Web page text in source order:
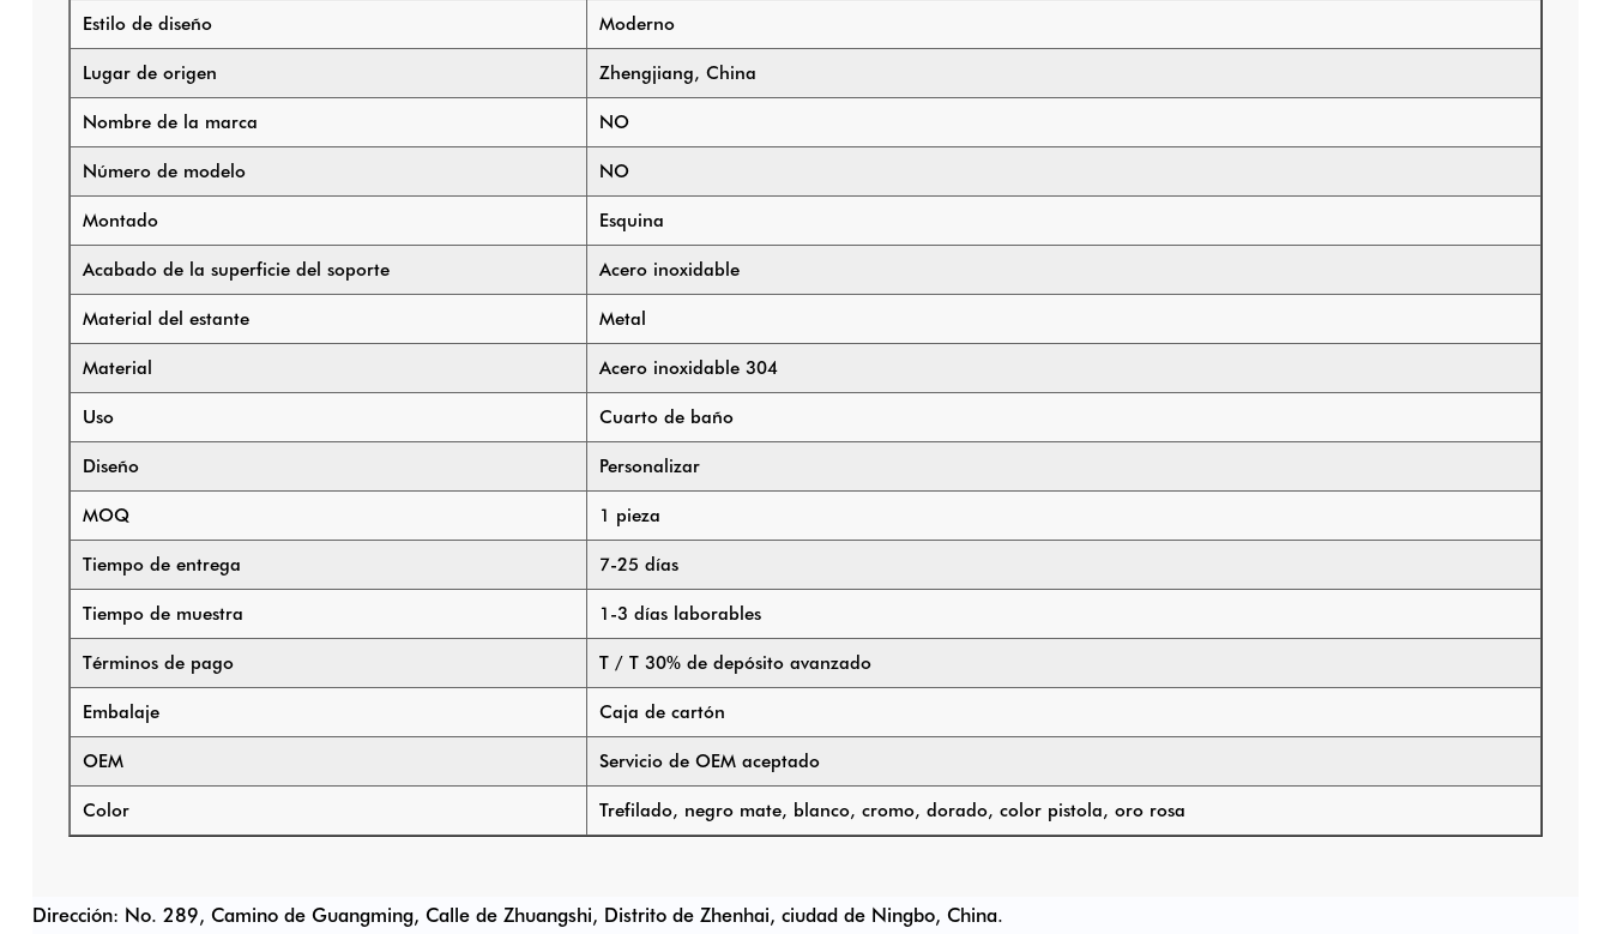
Estilo de diseño Moderno
Lugar de origen Zhengjiang, China
Nombre de la marca NO
Número de modelo NO
Montado Esquina
Acabado de la superficie del soporte Acero inoxidable
Material del estante Metal
Material Acero inoxidable 304
Uso Cuarto de baño
Diseño Personalizar
MOQ 1 pieza
Tiempo de entrega 7-25 días
Tiempo de muestra 1-3 días laborables
Términos de pago T / T 30% de depósito avanzado
Embalaje Caja de cartón
OEM Servicio de OEM aceptado
Color Trefilado, negro mate, blanco, cromo, dorado, color pistola, oro rosa
Dirección: No. 289, Camino de Guangming, Calle de Zhuangshi, Distrito de Zhenhai, ciudad de Ningbo, China.